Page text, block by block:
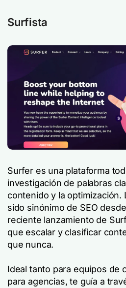
Surfista
Surfer es una plataforma
investigación de palabras
contenido y la optimización.
sido sinónimo de SEO
reciente lanzamiento de
que escalar y clasificar
que nunca.
Ideal tanto para equipos de
para agencias, te guía a